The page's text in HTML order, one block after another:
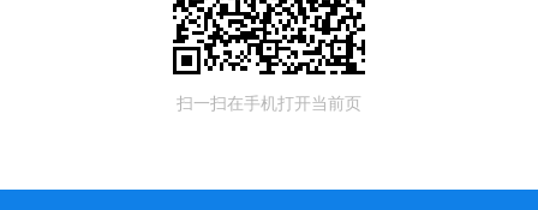
扫一扫在手机打开当前页